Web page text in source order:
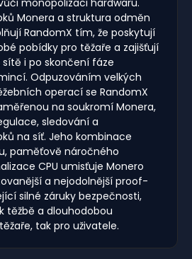
Monera a struktura odměn
RandomX tím, že poskytují
pobídky pro těžaře a zajišťují
i po skončení fáze
Odpuzováním velkých
operací se RandomX
na soukromí Monera,
sledování a
na síť. Jeho kombinace
paměťově náročného
CPU umisťuje Monero
a nejodolnější proof-
silné záruky bezpečnosti,
těžbě a dlouhodobou
tak pro uživatele.